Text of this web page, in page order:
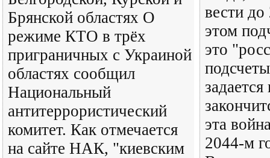
Брянской областях О
режиме КТО в трёх
приграничных с Украиной
областях сообщил
Национальный
антитеррористический
комитет. Как отмечается
на сайте НАК, "киевским
вести
этом
это
эта
2044-м